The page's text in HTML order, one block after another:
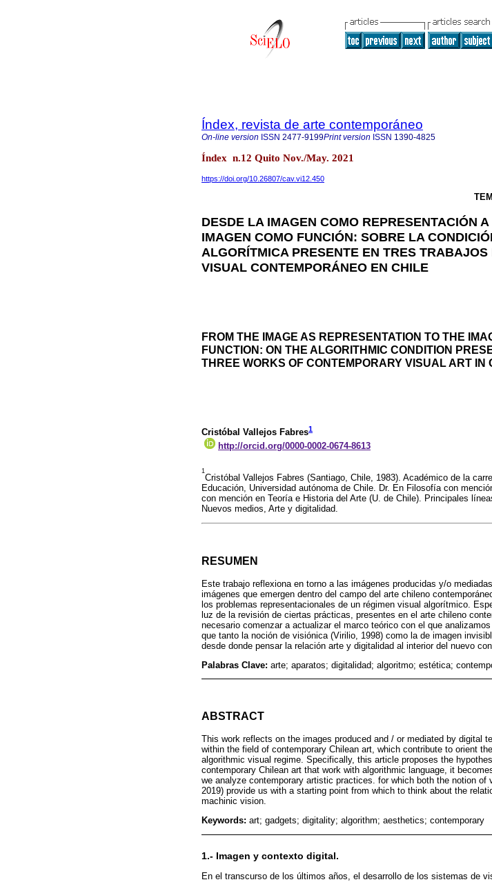
Índex, revista de arte contemporáneo
On-line version ISSN 2477-9199Print version ISSN 1390-4825
Índex n.12 Quito Nov./May. 2021
https://doi.org/10.26807/cav.vi12.450
DESDE LA IMAGEN COMO REPRESENTACIÓN A
IMAGEN COMO FUNCIÓN: SOBRE LA
ALGORÍTMICA PRESENTE EN TRES TRABAJOS
VISUAL CONTEMPORÁNEO EN CHILE
FROM THE IMAGE AS REPRESENTATION TO THE
FUNCTION: ON THE ALGORITHMIC CONDITION
THREE WORKS OF CONTEMPORARY VISUAL ART IN
Cristóbal Vallejos Fabres1
http://orcid.org/0000-0002-0674-8613
1
Cristóbal Vallejos Fabres (Santiago, Chile, 1983). Académico de la
Educación, Universidad autónoma de Chile. Dr. En Filosofía con
con mención en Teoría e Historia del Arte (U. de Chile). Principales
Nuevos medios, Arte y digitalidad.
RESUMEN
Este trabajo reflexiona en torno a las imágenes producidas y/o
imágenes que emergen dentro del campo del arte chileno
los problemas representacionales de un régimen visual algorítmico.
luz de la revisión de ciertas prácticas, presentes en el arte chileno
necesario comenzar a actualizar el marco teórico con el que
que tanto la noción de visiónica (Virilio, 1998) como la de imagen
desde donde pensar la relación arte y digitalidad al interior del nuevo
Palabras Clave: arte; aparatos; digitalidad; algoritmo; estética;
ABSTRACT
This work reflects on the images produced and / or mediated by digital
within the field of contemporary Chilean art, which contribute to orient
algorithmic visual regime. Specifically, this article proposes the
contemporary Chilean art that work with algorithmic language, it
we analyze contemporary artistic practices. for which both the notion
2019) provide us with a starting point from which to think about the
machinic vision.
Keywords: art; gadgets; digitality; algorithm; aesthetics; contemporary
1.- Imagen y contexto digital.
En el transcurso de los últimos años, el desarrollo de los sistemas de